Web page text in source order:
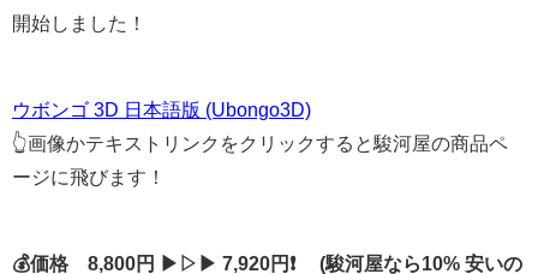
開始しました！
ウボンゴ 3D 日本語版 (Ubongo3D)
👆画像かテキストリンクをクリックすると駿河屋の商品ペ
ージに飛びます！
💰価格 8,800円 ▶▷▶ 7,920円❗ (駿河屋なら10% 安いの